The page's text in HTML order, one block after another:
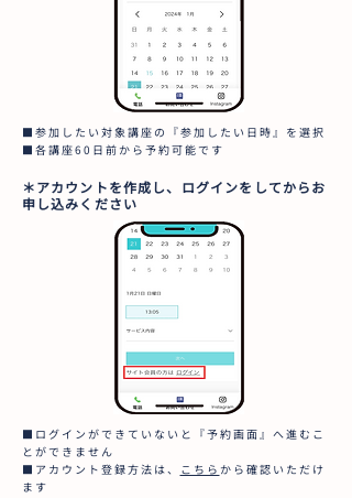
■参加したい対象講座の『参加したい日時』を選択
■各講座60日前から予約可能です
＊アカウントを作成し、ログインをしてからお
申し込みください
■ログインができていないと『予約画面』へ進むこ
とができません
■アカウント登録方法は、 こちら から確認いただけ
ます